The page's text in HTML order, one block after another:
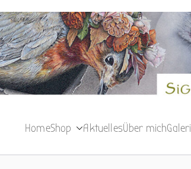
HomeShop AktuellesÜber mich